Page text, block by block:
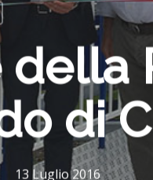
della
di
13 Luglio 2016